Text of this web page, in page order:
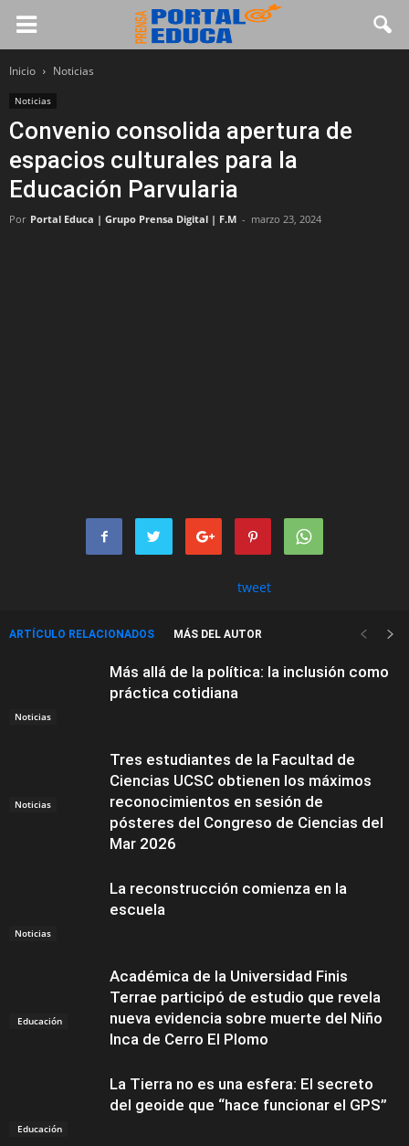
Inicio Noticias
Noticias
Convenio consolida apertura de
espacios culturales para la
Educación Parvularia
Por Portal Educa | Grupo Prensa Digital | F.M - marzo 23, 2024
tweet
ARTÍCULO RELACIONADOS MÁS DEL AUTOR
Noticias
Más allá de la política: la inclusión como
práctica cotidiana
Noticias
Tres estudiantes de la Facultad de
Ciencias UCSC obtienen los máximos
reconocimientos en sesión de
pósteres del Congreso de Ciencias del
Mar 2026
Noticias
La reconstrucción comienza en la
escuela
Educación
Académica de la Universidad Finis
Terrae participó de estudio que revela
nueva evidencia sobre muerte del Niño
Inca de Cerro El Plomo
Educación
La Tierra no es una esfera: El secreto
del geoide que “hace funcionar el GPS”